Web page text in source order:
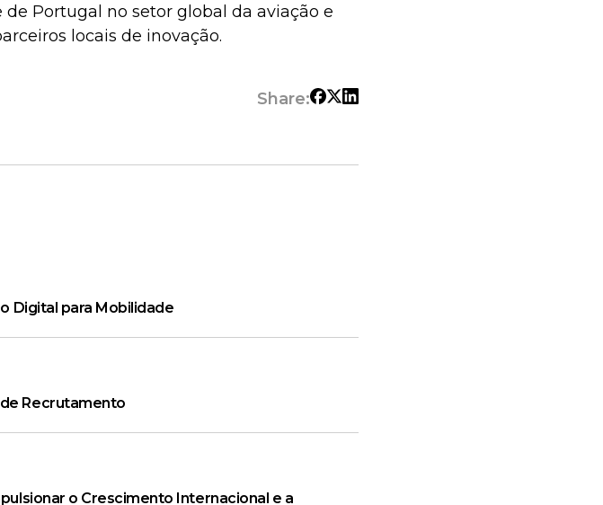
Portugal no setor global da aviação e
locais de inovação.
Share:
Digital para Mobilidade
Recrutamento
o Crescimento Internacional e a